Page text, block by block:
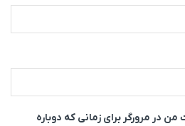
در مرورگر برای زمانی که دوباره